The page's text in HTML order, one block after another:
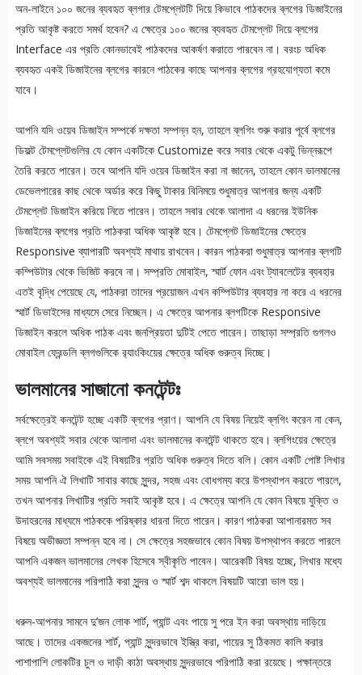
অন-লাইনে ১০০ জনের ব্যবহৃত ব্লগার টেমপ্লেটটি দিয়ে কিভাবে পাঠকদের ব্লগের ডিজাইনের
প্রতি আকৃষ্ট করতে সমর্থ হবেন? এ ক্ষেত্রে ১০০ জনের ব্যবহৃত টেমপ্লেট দিয়ে ব্লগের
Interface এর প্রতি কোনভাবেই পাঠকদের আকর্ষণ করাতে পারবেন না। বরংচ অধিক
ব্যবহৃত একই ডিজাইনের ব্লগের কারনে পাঠকের কাছে আপনার ব্লগের গ্রহযোগ্যতা কমে
যাবে।
আপনি যদি ওয়েব ডিজাইন সম্পর্কে দক্ষতা সম্পন্ন হন, তাহলে ব্লগিং শুরু করার পূর্বে ব্লগের
ডিফল্ট টেমপ্লেটগুলির যে কোন একটিকে Customize করে সবার থেকে একটু ভিন্নরূপে
তৈরি করতে পারেন। তবে আপনি যদি ওয়েব ডিজাইন করা না জানেন, তাহলে কোন ভালমানের
ডেভেলপারের কাছ থেকে অর্ডার করে কিছু টাকার বিনিময়ে শুধুমাত্র আপনার জন্য একটি
টেমপ্লেট ডিজাইন করিয়ে নিতে পারেন। তাহলে সবার থেকে আলাদা এ ধরনের ইউনিক
ডিজাইনের ব্লগের প্রতি পাঠকরা অধিক আকৃষ্ট হবে। টেমপ্লেট ডিজাইনের ক্ষেত্রে
Responsive ব্যাপারটি অবশ্যই মাথায় রাখবেন। কারন পাঠকরা শুধুমাত্র আপনার ব্লগটি
কম্পিউটার থেকে ভিজিট করবে না। সম্প্রতি মোবাইল, স্মার্ট ফোন এবং ট্যাবলেটের ব্যবহার
এতই বৃদ্ধি পেয়েছে যে, পাঠকরা তাদের প্রয়োজন এখন কম্পিউটার ব্যবহার না করে এ ধরনের
স্মার্ট ডিভাইসের মাধ্যমে সেরে নিচ্ছেন। এ ক্ষেত্রে আপনার ব্লগটিকে Responsive
ডিজাইন করলে অধিক পাঠক এবং জনপ্রিয়তা দুটিই পেতে পারেন। তাছাড়া সম্প্রতি গুগলও
মোবাইল ফ্রেন্ডলি ব্লগগুলিকে র‌্যাংকিংয়ের ক্ষেত্রে অধিক গুরুত্ব দিচ্ছে।
ভালমানের সাজানো কনটেন্টঃ
সর্বক্ষেত্রেই কনটেন্ট হচ্ছে একটি ব্লগের প্রাণ। আপনি যে বিষয় নিয়েই ব্লগিং করেন না কেন,
ব্লগে অবশ্যই সবার থেকে আলাদা এবং ভালমানের কনটেন্ট থাকতে হবে। ব্লগিংয়ের ক্ষেত্রে
আমি সবসময় সবাইকে এই বিষয়টির প্রতি অধিক গুরুত্ব দিতে বলি। কোন একটি পোষ্ট লিখার
সময় আপনি ঐ লিখাটি সাবার কাছে সুন্দর, সহজ এবং বোধগম্য করে উপস্থাপন করতে পারলে,
তখন আপনার লিখাটির প্রতি সবাই আকৃষ্ট হবে। এ ক্ষেত্রে আপনি যে কোন বিষয়ে যুক্তি ও
উদাহরনের মাধ্যমে পাঠককে পরিষ্কার ধারনা দিতে পারেন। কারণ পাঠকরা আপানারমত সব
বিষয়ে অভীজ্ঞতা সম্পন্ন হবে না। সে ক্ষেত্রে সহজভাবে কোন বিষয় উপস্থাপন করতে পারলে
আপনি একজন ভালমানের লেখক হিসেবে স্বীকৃতি পাবেন। আরেকটি বিষয় হচ্ছে, লিখার মধ্যে
অবশ্যই ভালমানের পরিপাঠি করা সুন্দর ও স্মার্ট শব্দ থাকলে বিষয়টি আরো ভাল হয়।
ধরুন-আপনার সামনে দু’জন লোক শার্ট, প্যান্ট এবং পায়ে সু পরে ইন করা অবস্থায় দাড়িয়ে
আছে। তাদের একজনের শার্ট, প্যান্ট সুন্দরভাবে ইস্ত্রি করা, পায়ের সু ঠিকমত কালি করার
পাশাপাশি লোকটির চুল ও দাড়ী কাঠা অবস্থায় সুন্দরভাবে পরিপাঠি করা রয়েছে। পক্ষান্তরে